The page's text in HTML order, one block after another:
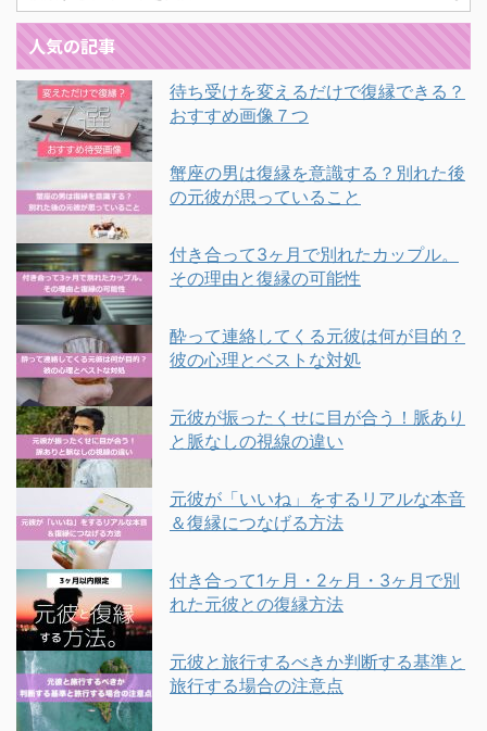
人気の記事
待ち受けを変えるだけで復縁できる？
おすすめ画像７つ
蟹座の男は復縁を意識する？別れた後
の元彼が思っていること
付き合って3ヶ月で別れたカップル。
その理由と復縁の可能性
酔って連絡してくる元彼は何が目的？
彼の心理とベストな対処
元彼が振ったくせに目が合う！脈あり
と脈なしの視線の違い
元彼が「いいね」をするリアルな本音
＆復縁につなげる方法
付き合って1ヶ月・2ヶ月・3ヶ月で別
れた元彼との復縁方法
元彼と旅行するべきか判断する基準と
旅行する場合の注意点